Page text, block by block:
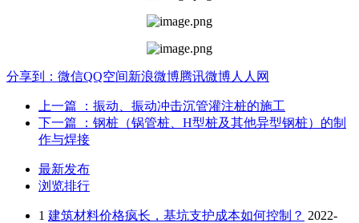
分享到： 微信QQ空间新浪微博腾讯微博人人网
上一篇
：振动、振动冲击沉管灌注桩的施工
下一篇
：钢桩（锅管桩、H型桩及其他异型钢桩）的制
作与焊接
最新发布
浏览排行
1 建筑材料价格疯长，基坑支护成本如何控制？ 2022-